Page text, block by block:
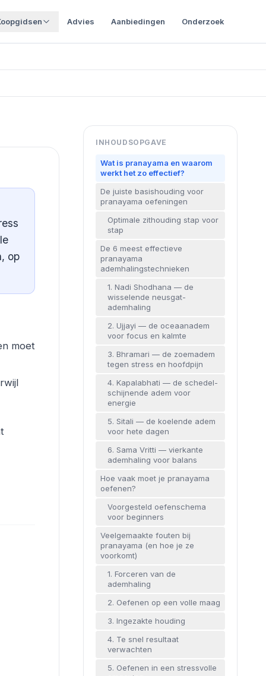
Advies Aanbiedingen Onderzoek
op
moet
INHOUDSOPGAVE
Wat is pranayama en waarom
werkt het zo effectief?
De juiste basishouding voor
pranayama oefeningen
Optimale zithouding stap voor
stap
De 6 meest effectieve
pranayama
ademhalingstechnieken
1. Nadi Shodhana — de
wisselende neusgat-
ademhaling
2. Ujjayi — de oceaanadem
voor focus en kalmte
3. Bhramari — de zoemadem
tegen stress en hoofdpijn
4. Kapalabhati — de schedel-
schijnende adem voor
energie
5. Sitali — de koelende adem
voor hete dagen
6. Sama Vritti — vierkante
ademhaling voor balans
Hoe vaak moet je pranayama
oefenen?
Voorgesteld oefenschema
voor beginners
Veelgemaakte fouten bij
pranayama (en hoe je ze
voorkomt)
1. Forceren van de
ademhaling
2. Oefenen op een volle maag
3. Ingezakte houding
4. Te snel resultaat
verwachten
5. Oefenen in een stressvolle